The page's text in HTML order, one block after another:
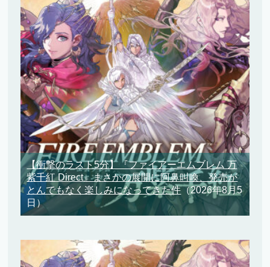
【衝撃のラスト5分】『ファイアーエムブレム 万
紫千紅 Direct』まさかの展開に阿鼻叫喚、発売が
とんでもなく楽しみになってきた件（2026年8月5
日）